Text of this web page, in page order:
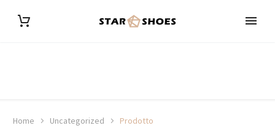
Home Uncategorized Prodotto